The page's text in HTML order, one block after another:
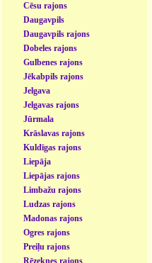
Cēsu rajons
Daugavpils
Daugavpils rajons
Dobeles rajons
Gulbenes rajons
Jēkabpils rajons
Jelgava
Jelgavas rajons
Jūrmala
Krāslavas rajons
Kuldīgas rajons
Liepāja
Liepājas rajons
Limbažu rajons
Ludzas rajons
Madonas rajons
Ogres rajons
Preiļu rajons
Rēzeknes rajons